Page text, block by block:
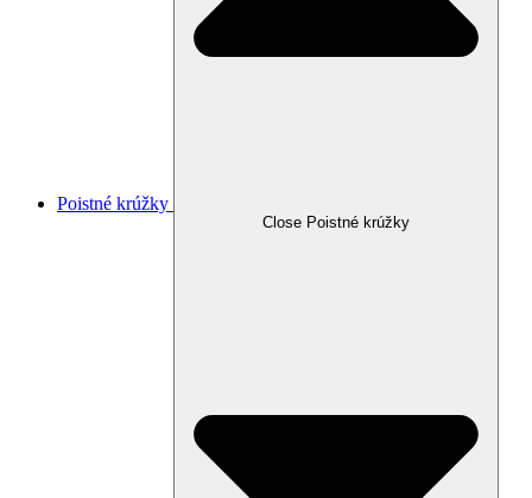
Poistné krúžky
Close Poistné krúžky